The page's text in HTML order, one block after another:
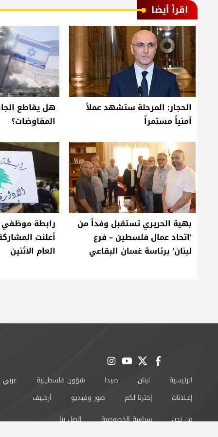
اقرأ أيضا
الحجار: المرحلة ستشهد عملاً
أمنياً مستمراً
هل يقاطع
المفاوضات؟
بهية الحريري تستقبل وفداً من
'اتحاد عمال فلسطين – فرع
لبنان' برئاسة غسان البقاعي
رابطة موظفي
أعلنت
العام الاثنين
facebook
twitter
youtube
instagram
الرئيسية لبنان صيدا شؤون فلسطينية
إعــلانات
إخترنا لكم صور وفيديو
أرشيف
من نحن
سياسة الخصوصية اتصل بنا